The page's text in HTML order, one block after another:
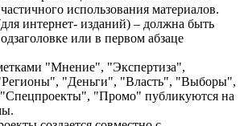
использования материалов.
интернет- изданий) – должна быть
или в первом абзаце
"Мнение", "Экспертиза",
"Деньги", "Власть", "Выборы",
"Промо" публикуются на